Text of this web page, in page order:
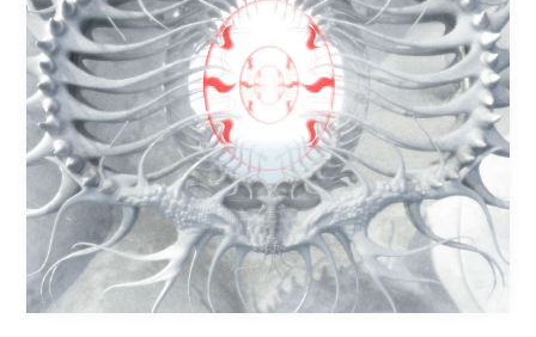
SCHEDULE
MUSIC
VIDEO
BIOGRAPHY
STORE